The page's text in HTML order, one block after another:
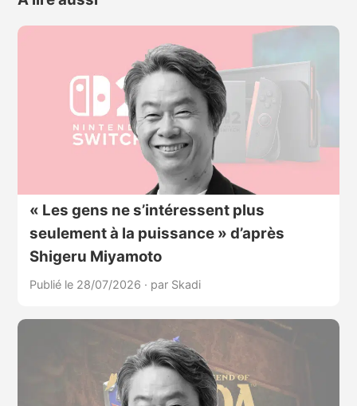
« Les gens ne s’intéressent plus
seulement à la puissance » d’après
Shigeru Miyamoto
Publié le 28/07/2026 · par Skadi